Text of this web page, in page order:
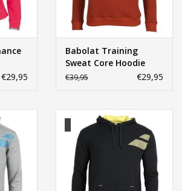
€29,95
Babolat Training
Sweat Core Hoodie
€39,95 €29,95